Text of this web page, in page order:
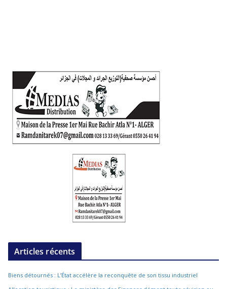
Articles récents
Biens détournés : L’État accélère la reconquête de son tissu industriel